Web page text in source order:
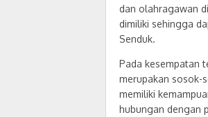
dan olahragawan
dimiliki sehingga
Senduk.
Pada kesempatan
merupakan sosok-
memiliki
hubungan dengan